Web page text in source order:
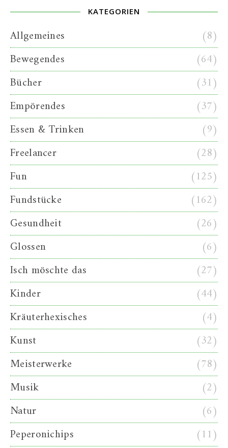
KATEGORIEN
Allgemeines
(8)
Bewegendes
(64)
Bücher
(31)
Empörendes
(37)
Essen & Trinken
(9)
Freelancer
(28)
Fun
(125)
Fundstücke
(162)
Gesundheit
(26)
Glossen
(6)
Isch möschte das
(27)
Kinder
(44)
Kräuterhexisches
(4)
Kunst
(32)
Meisterwerke
(78)
Musik
(2)
Natur
(6)
Peperonichips
(11)